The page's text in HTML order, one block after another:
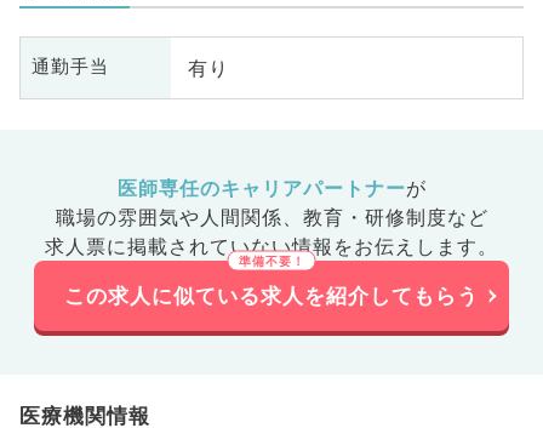
通勤手当 有り
医師専任のキャリアパートナーが
職場の雰囲気や人間関係、 教育・研修制度など
求人票に掲載されていない情報をお伝えします。
この求人に似ている求人を紹介してもらう
医療機関情報